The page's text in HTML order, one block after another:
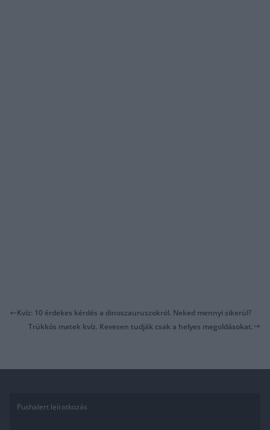
Kvíz: 10 érdekes kérdés a dinoszauruszokról. Neked mennyi sikerül?
Trükkös matek kvíz. Kevesen tudják csak a helyes megoldásokat.
Pushalert leíratkozás